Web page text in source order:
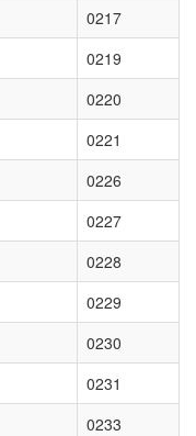
0217
0219
0220
0221
0226
0227
0228
0229
0230
0231
0233